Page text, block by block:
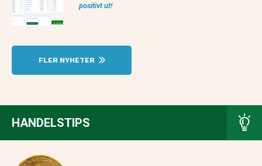
positivt ut!
FLER NYHETER
HANDELSTIPS